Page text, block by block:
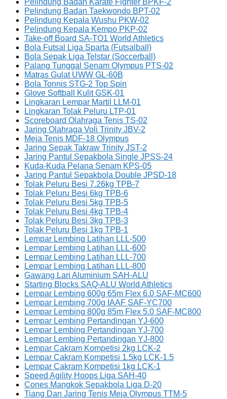
Pelindung Badan Karate Fighter BPKF-2
Pelindung Badan Taekwondo BPT-02
Pelindung Kepala Wushu PKW-02
Pelindung Kepala Kempo PKP-02
Take-off Board SA-TO1 World Athletics
Bola Futsal Liga Sparta (Futsalball)
Bola Sepak Liga Telstar (Soccerball)
Palang Tunggal Senam Olympus PTS-02
Matras Gulat UWW GL-60B
Bola Tonnis STG-2 Top Spin
Glove Softball Kulit GSK-01
Lingkaran Lempar Martil LLM-01
Lingkaran Tolak Peluru LTP-01
Scoreboard Olahraga Tenis TS-02
Jaring Olahraga Voli Trinity JBV-2
Meja Tenis MDF-18 Olympus
Jaring Sepak Takraw Trinity JST-2
Jaring Pantul Sepakbola Single JPSS-24
Kuda-Kuda Pelana Senam KPS-05
Jaring Pantul Sepakbola Double JPSD-18
Tolak Peluru Besi 7.26kg TPB-7
Tolak Peluru Besi 6kg TPB-6
Tolak Peluru Besi 5kg TPB-5
Tolak Peluru Besi 4kg TPB-4
Tolak Peluru Besi 3kg TPB-3
Tolak Peluru Besi 1kg TPB-1
Lempar Lembing Latihan LLL-500
Lempar Lembing Latihan LLL-600
Lempar Lembing Latihan LLL-700
Lempar Lembing Latihan LLL-800
Gawang Lari Aluminium SAH-ALU
Starting Blocks SAQ-ALU World Athletics
Lempar Lembing 600g 65m Flex 6.0 SAF-MC600
Lempar Lembing 700g IAAF SAF-YC700
Lempar Lembing 800g 85m Flex 5.0 SAF-MC800
Lempar Lembing Pertandingan YJ-600
Lempar Lembing Pertandingan YJ-700
Lempar Lembing Pertandingan YJ-800
Lempar Cakram Kompetisi 2kg LCK-2
Lempar Cakram Kompetisi 1.5kg LCK-1.5
Lempar Cakram Kompetisi 1kg LCK-1
Speed Agility Hoops Liga SAH-40
Cones Mangkok Sepakbola Liga D-20
Tiang Dan Jaring Tenis Meja Olympus TTM-5